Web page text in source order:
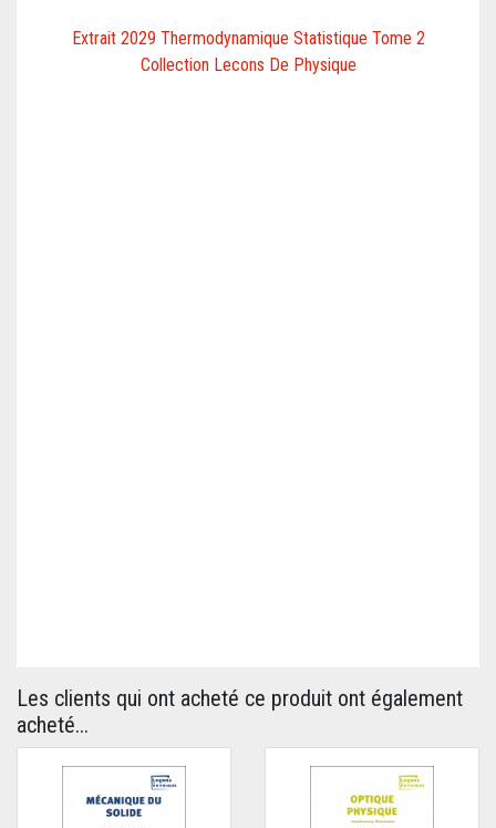
Extrait 2029 Thermodynamique Statistique Tome 2
Collection Lecons De Physique
Les clients qui ont acheté ce produit ont également
acheté...